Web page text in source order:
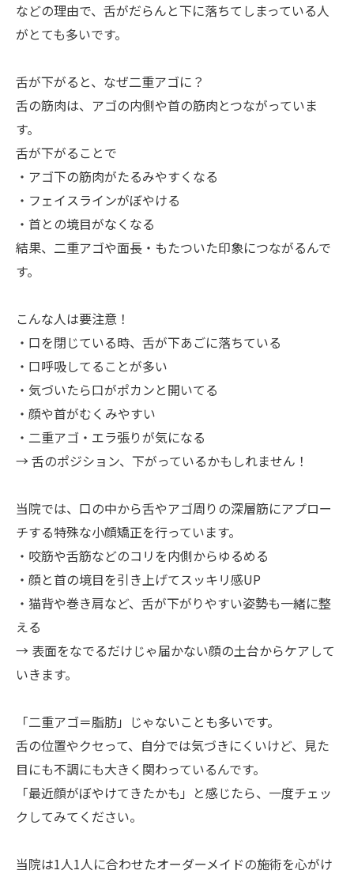
などの理由で、舌がだらんと下に落ちてしまっている人
がとても多いです。
舌が下がると、なぜ二重アゴに？
舌の筋肉は、アゴの内側や首の筋肉とつながっていま
す。
舌が下がることで
・アゴ下の筋肉がたるみやすくなる
・フェイスラインがぼやける
・首との境目がなくなる
結果、二重アゴや面長・もたついた印象につながるんで
す。
こんな人は要注意！
・口を閉じている時、舌が下あごに落ちている
・口呼吸してることが多い
・気づいたら口がポカンと開いてる
・顔や首がむくみやすい
・二重アゴ・エラ張りが気になる
→ 舌のポジション、下がっているかもしれません！
当院では、口の中から舌やアゴ周りの深層筋にアプロー
チする特殊な小顔矯正を行っています。
・咬筋や舌筋などのコリを内側からゆるめる
・顔と首の境目を引き上げてスッキリ感UP
・猫背や巻き肩など、舌が下がりやすい姿勢も一緒に整
える
→ 表面をなでるだけじゃ届かない顔の土台からケアして
いきます。
「二重アゴ＝脂肪」じゃないことも多いです。
舌の位置やクセって、自分では気づきにくいけど、見た
目にも不調にも大きく関わっているんです。
「最近顔がぼやけてきたかも」と感じたら、一度チェッ
クしてみてください。
当院は1人1人に合わせたオーダーメイドの施術を心がけ